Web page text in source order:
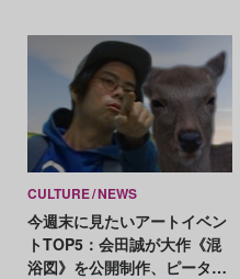
CULTURE NEWS
今週末に見たいアートイベン
トTOP5：会田誠が大作《混
浴図》を公開制作、ピータ